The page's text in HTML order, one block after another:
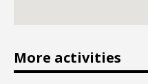
More activities